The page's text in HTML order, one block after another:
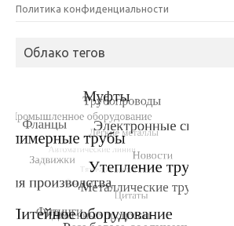
Политика конфиденциальности
Облако тегов